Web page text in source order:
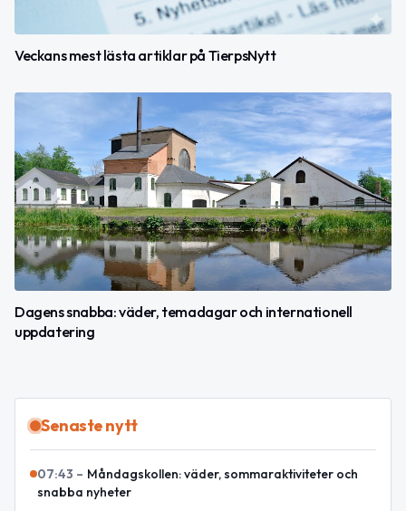
Veckans mest lästa artiklar på TierpsNytt
Dagens snabba: väder, temadagar och internationell
uppdatering
Senaste nytt
07:43 – Måndagskollen: väder, sommaraktiviteter och
snabba nyheter